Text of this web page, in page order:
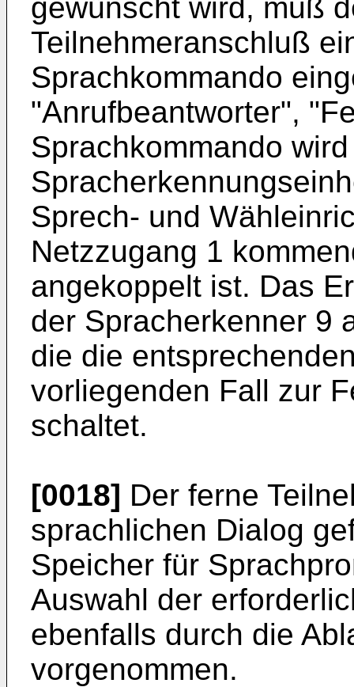
gewünscht wird, muß
Teilnehmeranschluß
Sprachkommando
"Anrufbeantworter",
Sprachkommando
Sprech- und
Netzzugang 1
angekoppelt ist. Das
der Spracherkenner 9
die die
vorliegenden Fall zur
schaltet.
[0018] Der ferne
sprachlichen Dialog
Speicher für
Auswahl der
ebenfalls durch die
vorgenommen.